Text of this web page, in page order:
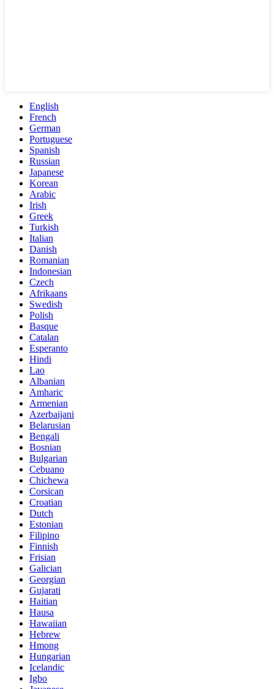
English
French
German
Portuguese
Spanish
Russian
Japanese
Korean
Arabic
Irish
Greek
Turkish
Italian
Danish
Romanian
Indonesian
Czech
Afrikaans
Swedish
Polish
Basque
Catalan
Esperanto
Hindi
Lao
Albanian
Amharic
Armenian
Azerbaijani
Belarusian
Bengali
Bosnian
Bulgarian
Cebuano
Chichewa
Corsican
Croatian
Dutch
Estonian
Filipino
Finnish
Frisian
Galician
Georgian
Gujarati
Haitian
Hausa
Hawaiian
Hebrew
Hmong
Hungarian
Icelandic
Igbo